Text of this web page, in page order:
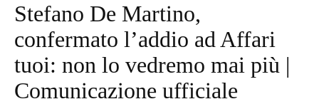
Stefano De Martino,
confermato l’addio ad Affari
tuoi: non lo vedremo mai più |
Comunicazione ufficiale